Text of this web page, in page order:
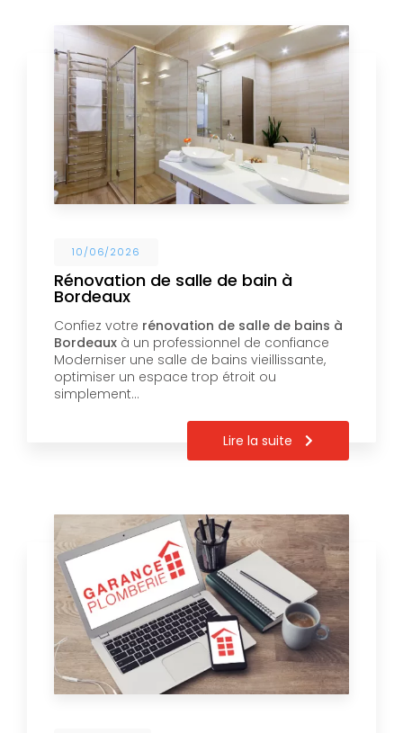
10/06/2026
Rénovation de salle de bain à
Bordeaux
Confiez votre rénovation de salle de bains à
Bordeaux à un professionnel de confiance
Moderniser une salle de bains vieillissante,
optimiser un espace trop étroit ou
simplement…
Lire la suite